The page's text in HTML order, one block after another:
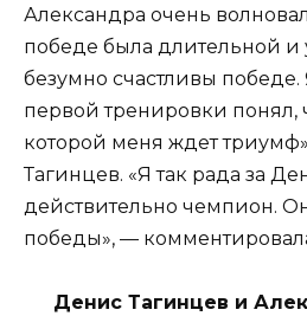
Александра очень
победе была длительной
безумно счастливы
первой тренировки понял,
которой меня ждет
Тагинцев. «Я так рада за
действительно чемпион.
победы», —
Денис Тагинцев и